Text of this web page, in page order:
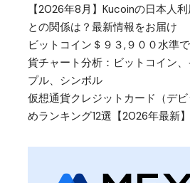
【2026年8月】Kucoinの日本人
との関係は？最新情報をお届け
ビットコイン＄９３,９００水準
貨チャート分析：ビットコイン
プル、シンボル
仮想通貨クレジットカード（デ
めランキング12選【2026年最新】